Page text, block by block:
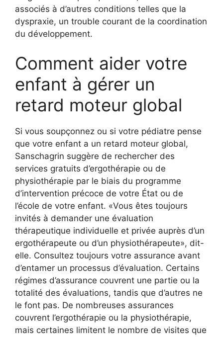
associés à d’autres conditions telles que la
dyspraxie, un trouble courant de la coordination
du développement.
Comment aider votre
enfant à gérer un
retard moteur global
Si vous soupçonnez ou si votre pédiatre pense
que votre enfant a un retard moteur global,
Sanschagrin suggère de rechercher des
services gratuits d’ergothérapie ou de
physiothérapie par le biais du programme
d’intervention précoce de votre État ou de
l’école de votre enfant. «Vous êtes toujours
invités à demander une évaluation
thérapeutique individuelle et privée auprès d’un
ergothérapeute ou d’un physiothérapeute», dit-
elle. Consultez toujours votre assurance avant
d’entamer un processus d’évaluation. Certains
régimes d’assurance couvrent une partie ou la
totalité des évaluations, tandis que d’autres ne
le font pas. De nombreuses assurances
couvrent l’ergothérapie ou la physiothérapie,
mais certaines limitent le nombre de visites que